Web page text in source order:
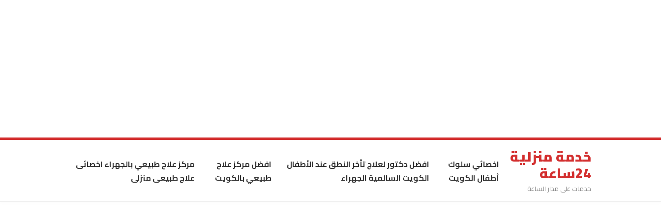
خدمة منزلية
24ساعة
خدمات على مدار الساعة
اخصائي سلوك
أطفال الكويت
افضل دكتور لعلاج تأخر النطق عند الأطفال
الكويت السالمية الجهراء
افضل مركز علاج
طبيعي بالكويت
مركز علاج طبيعي بالجهراء اخصائى
علاج طبيعى منزلى